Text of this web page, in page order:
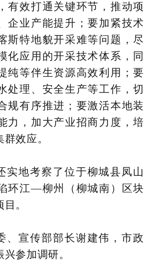
有效打通关键环节，推动项
企业产能提升；要加紧技术
斯特地貌开采难等问题，尽
化应用的开采技术体系，同
纯等伴生资源高效利用；要
处理、安全生产等工作，切
规有序推进；要激活本地装
力，加大产业招商力度，培
效应。
实地考察了位于柳城县凤山
环江—柳州（柳城南）区块
。
、宣传部部长谢建伟，市政
参加调研。